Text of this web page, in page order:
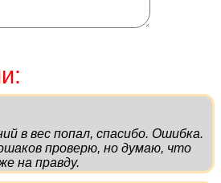
в вес попал, спасибо. Ошибка.
проверю, но думаю, что
на правду.